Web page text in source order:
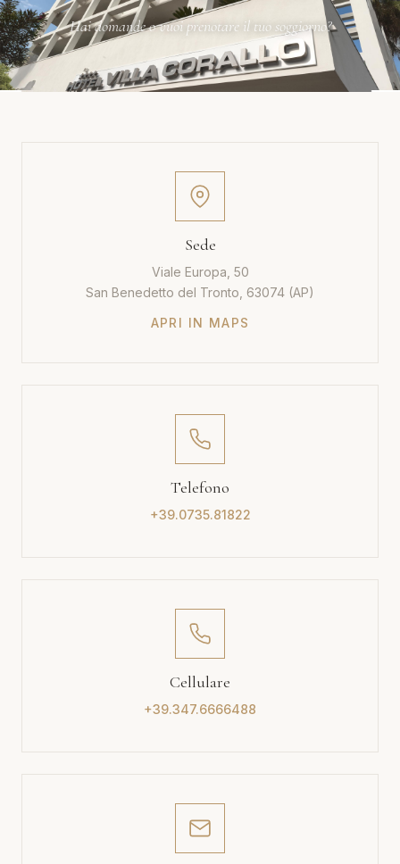
Hai domande o vuoi prenotare il tuo soggiorno?
Sede
Viale Europa, 50
San Benedetto del Tronto, 63074 (AP)
APRI IN MAPS
Telefono
+39.0735.81822
Cellulare
+39.347.6666488